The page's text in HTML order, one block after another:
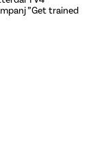
”Get trained